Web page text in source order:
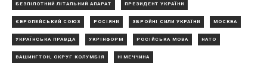
БЕЗПІЛОТНИЙ ЛІТАЛЬНИЙ АПАРАТ ПРЕЗИДЕНТ УКРАЇНИ
ЄВРОПЕЙСЬКИЙ СОЮЗ РОСІЯНИ ЗБРОЙНІ СИЛИ УКРАЇНИ МОСКВА
УКРАЇНСЬКА ПРАВДА УКРІНФОРМ РОСІЙСЬКА МОВА НАТО
ВАШИНГТОН, ОКРУГ КОЛУМБІЯ НІМЕЧЧИНА